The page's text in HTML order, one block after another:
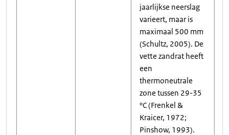
jaarlijkse neerslag
varieert, maar is
maximaal 500 mm
(Schultz, 2005). De
vette zandrat heeft
een
thermoneutrale
zone tussen 29-35
°C (Frenkel &
Kraicer, 1972;
Pinshow, 1993).